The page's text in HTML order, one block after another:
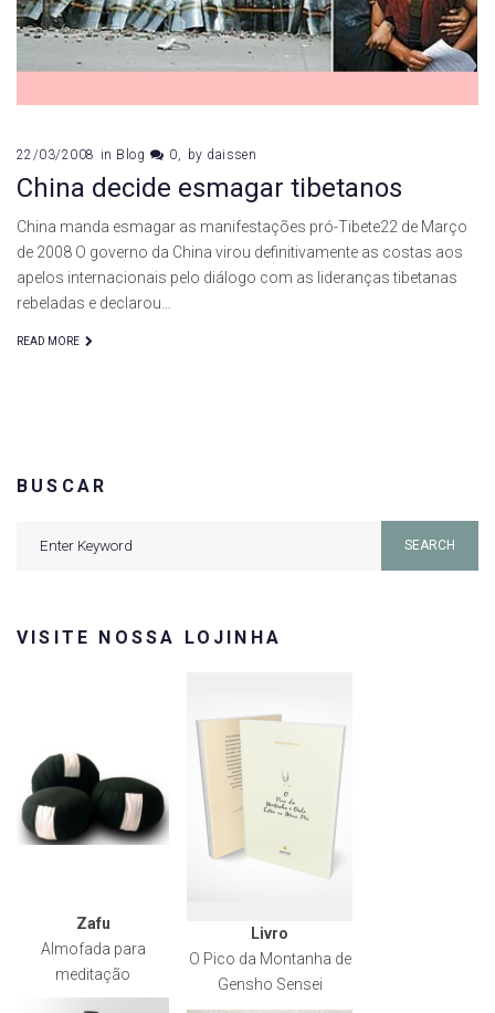
22/03/2008 in Blog 0 by daissen
China decide esmagar tibetanos
China manda esmagar as manifestações pró-Tibete22 de Março
de 2008 O governo da China virou definitivamente as costas aos
apelos internacionais pelo diálogo com as lideranças tibetanas
rebeladas e declarou…
READ MORE
BUSCAR
SEARCH
VISITE NOSSA LOJINHA
Zafu
Almofada para
meditação
Livro
O Pico da Montanha de
Gensho Sensei